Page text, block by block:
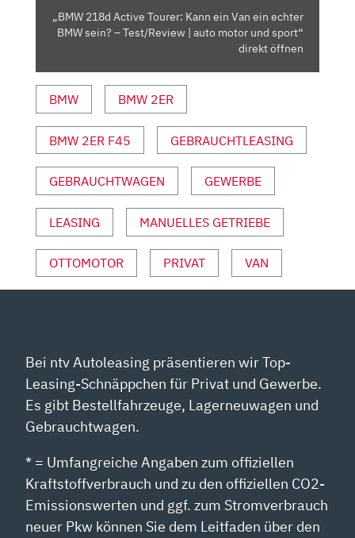
ECHTER
BMW
TEST/REVIEW
AUTO
MOTOR
SPORT“
VON
YOUTUBE
ANZEIGEN
„BMW 218d Active Tourer: Kann ein Van ein echter
BMW sein? – Test/Review | auto motor und sport“
direkt öffnen
BMW BMW 2ER
BMW 2ER F45 GEBRAUCHTLEASING
GEBRAUCHTWAGEN GEWERBE
LEASING MANUELLES GETRIEBE
OTTOMOTOR PRIVAT VAN
Bei ntv Autoleasing präsentieren wir Top-
Leasing-Schnäppchen für Privat und Gewerbe.
Es gibt Bestellfahrzeuge, Lagerneuwagen und
Gebrauchtwagen.
* = Umfangreiche Angaben zum offiziellen
Kraftstoffverbrauch und zu den offiziellen CO2-
Emissionswerten und ggf. zum Stromverbrauch
neuer Pkw können Sie dem Leitfaden über den